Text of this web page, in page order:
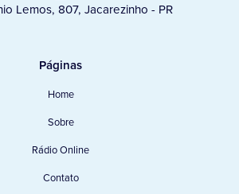
Lemos, 807, Jacarezinho - PR
Páginas
Home
Sobre
Rádio Online
Contato